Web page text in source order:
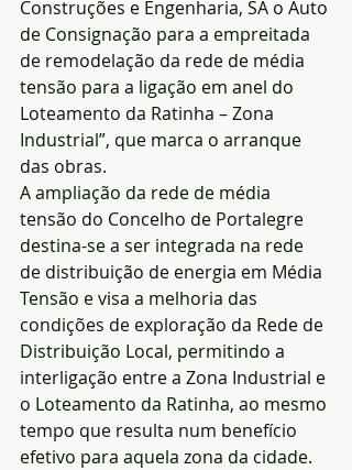
Construções e Engenharia, SA o Auto
de Consignação para a empreitada
de remodelação da rede de média
tensão para a ligação em anel do
Loteamento da Ratinha – Zona
Industrial”, que marca o arranque
das obras.
A ampliação da rede de média
tensão do Concelho de Portalegre
destina-se a ser integrada na rede
de distribuição de energia em Média
Tensão e visa a melhoria das
condições de exploração da Rede de
Distribuição Local, permitindo a
interligação entre a Zona Industrial e
o Loteamento da Ratinha, ao mesmo
tempo que resulta num benefício
efetivo para aquela zona da cidade.